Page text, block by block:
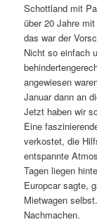
Schottland mit
über 20 Jahre
das war der
Nicht so einfach
angewiesen
Januar dann an
Jetzt haben wir
Eine
verkostet, die
entspannte
Tagen liegen
Europcar sagte,
Mietwagen
Nachmachen.